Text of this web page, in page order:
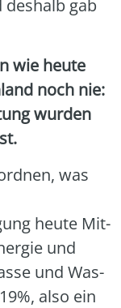
des­halb gab
wie heu­te
noch nie:
wur­den
was
heu­te Mit­
und
und Was­
also ein